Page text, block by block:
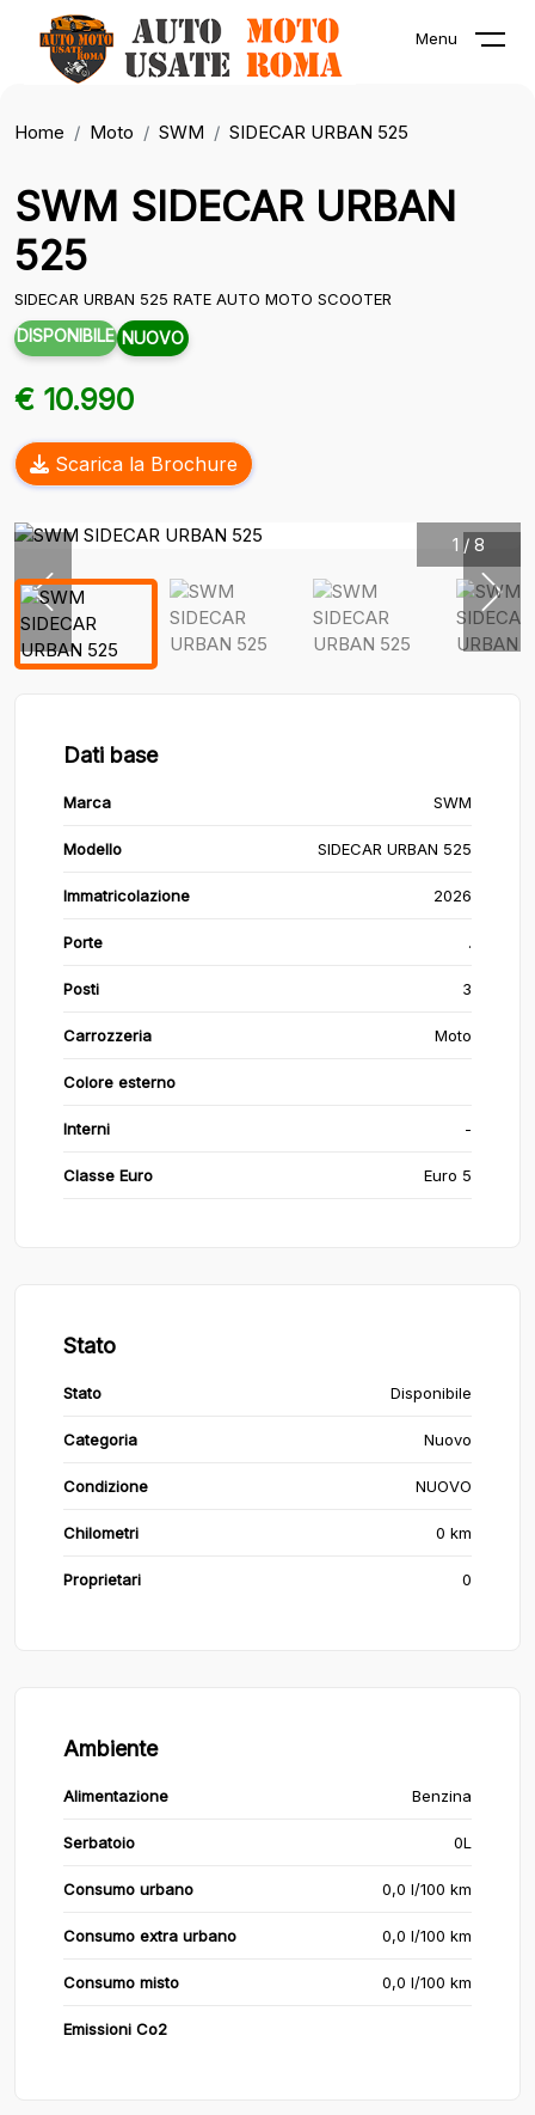
Menu
Home Moto SWM SIDECAR URBAN 525
SWM SIDECAR URBAN
525
SIDECAR URBAN 525 RATE AUTO MOTO SCOOTER
DISPONIBILE NUOVO
€ 10.990
Scarica la Brochure
1 / 8
Dati base
Marca SWM
Modello SIDECAR URBAN 525
Immatricolazione 2026
Porte .
Posti 3
Carrozzeria Moto
Colore esterno
Interni -
Classe Euro Euro 5
Stato
Stato Disponibile
Categoria Nuovo
Condizione NUOVO
Chilometri 0 km
Proprietari 0
Ambiente
Alimentazione Benzina
Serbatoio 0L
Consumo urbano 0,0 l/100 km
Consumo extra urbano 0,0 l/100 km
Consumo misto 0,0 l/100 km
Emissioni Co2